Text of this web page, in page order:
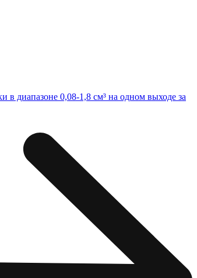
в диапазоне 0,08-1,8 см³ на одном выходе за